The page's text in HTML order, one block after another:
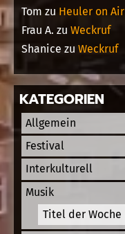
Tom zu Heuler on Air
Frau A. zu Weckruf
Shanice zu Weckruf
KATEGORIEN
Allgemein
Festival
Interkulturell
Musik
Titel der Woche